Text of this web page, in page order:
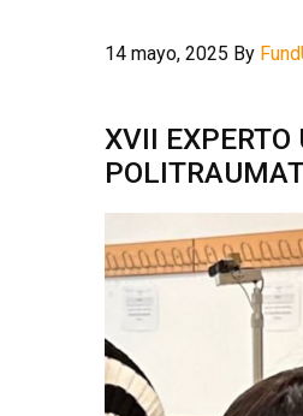
14 mayo, 2025 By
XVII